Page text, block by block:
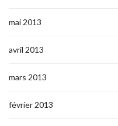
mai 2013
avril 2013
mars 2013
février 2013